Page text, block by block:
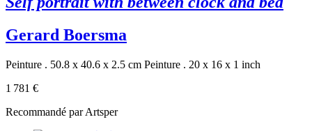
Gerard Boersma
Peinture . 50.8 x 40.6 x 2.5 cm Peinture . 20 x 16 x 1 inch
1 781 €
Recommandé par Artsper